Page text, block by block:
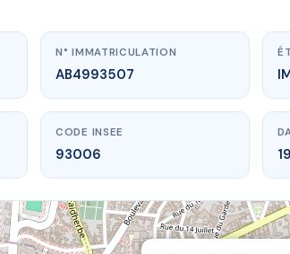
N° IMMATRICULATION
AB4993507
CODE INSEE
93006